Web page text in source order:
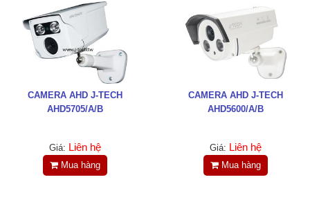
CAMERA AHD J-TECH
AHD5705/A/B
Giá: Liên hệ
Mua hàng
CAMERA AHD J-TECH
AHD5600/A/B
Giá: Liên hệ
Mua hàng